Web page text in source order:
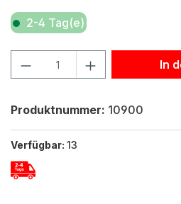
2-4 Tag(e)
Produkt Anzahl: Gib den In
Produktnummer: 10900
Verfügbar: 13